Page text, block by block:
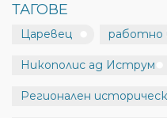
ТАГОВЕ
Царевец работно
Никополис ад Иструм
Регионален